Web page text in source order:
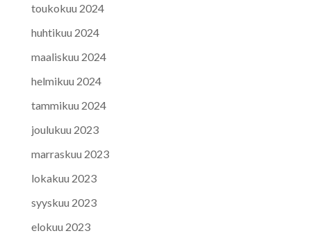
toukokuu 2024
huhtikuu 2024
maaliskuu 2024
helmikuu 2024
tammikuu 2024
joulukuu 2023
marraskuu 2023
lokakuu 2023
syyskuu 2023
elokuu 2023